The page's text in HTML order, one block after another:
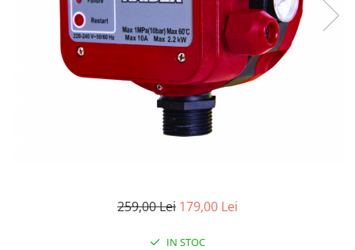
259,00 Lei 179,00 Lei
IN STOC